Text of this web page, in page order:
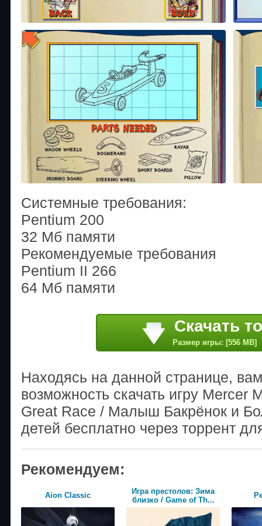
Системные требования:
Pentium 200
32 Мб памяти
Рекомендуемые требования
Pentium II 266
64 Мб памяти
Скачать
Размер игры: [556 MB]
Находясь на данной странице,
возможность скачать игру Mercer
Great Race / Малыш Бакрёнок и
детей бесплатно через торрент
Рекомендуем:
Aion Classic
Игра престолов: Зима
близко / Game of Th...